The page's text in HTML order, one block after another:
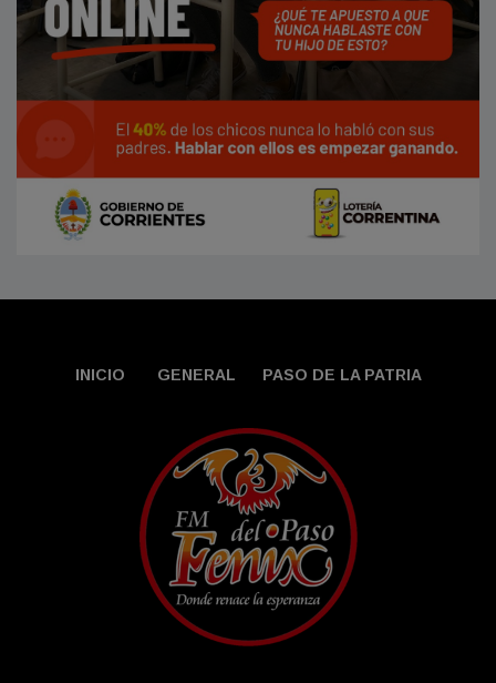
INICIO GENERAL PASO DE LA PATRIA